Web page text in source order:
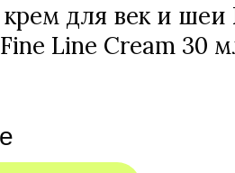
для век и шеи
Line Cream 30